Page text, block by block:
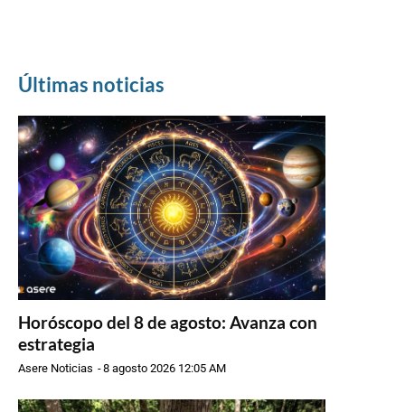
Últimas noticias
Horóscopo del 8 de agosto: Avanza con
estrategia
Asere Noticias -8 agosto 2026 12:05 AM